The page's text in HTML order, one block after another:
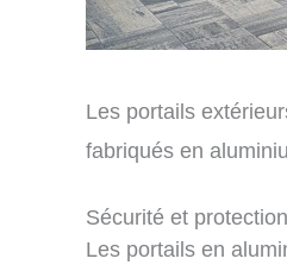
Les portails
fabriqués en
Sécurité et protection
Les portails en